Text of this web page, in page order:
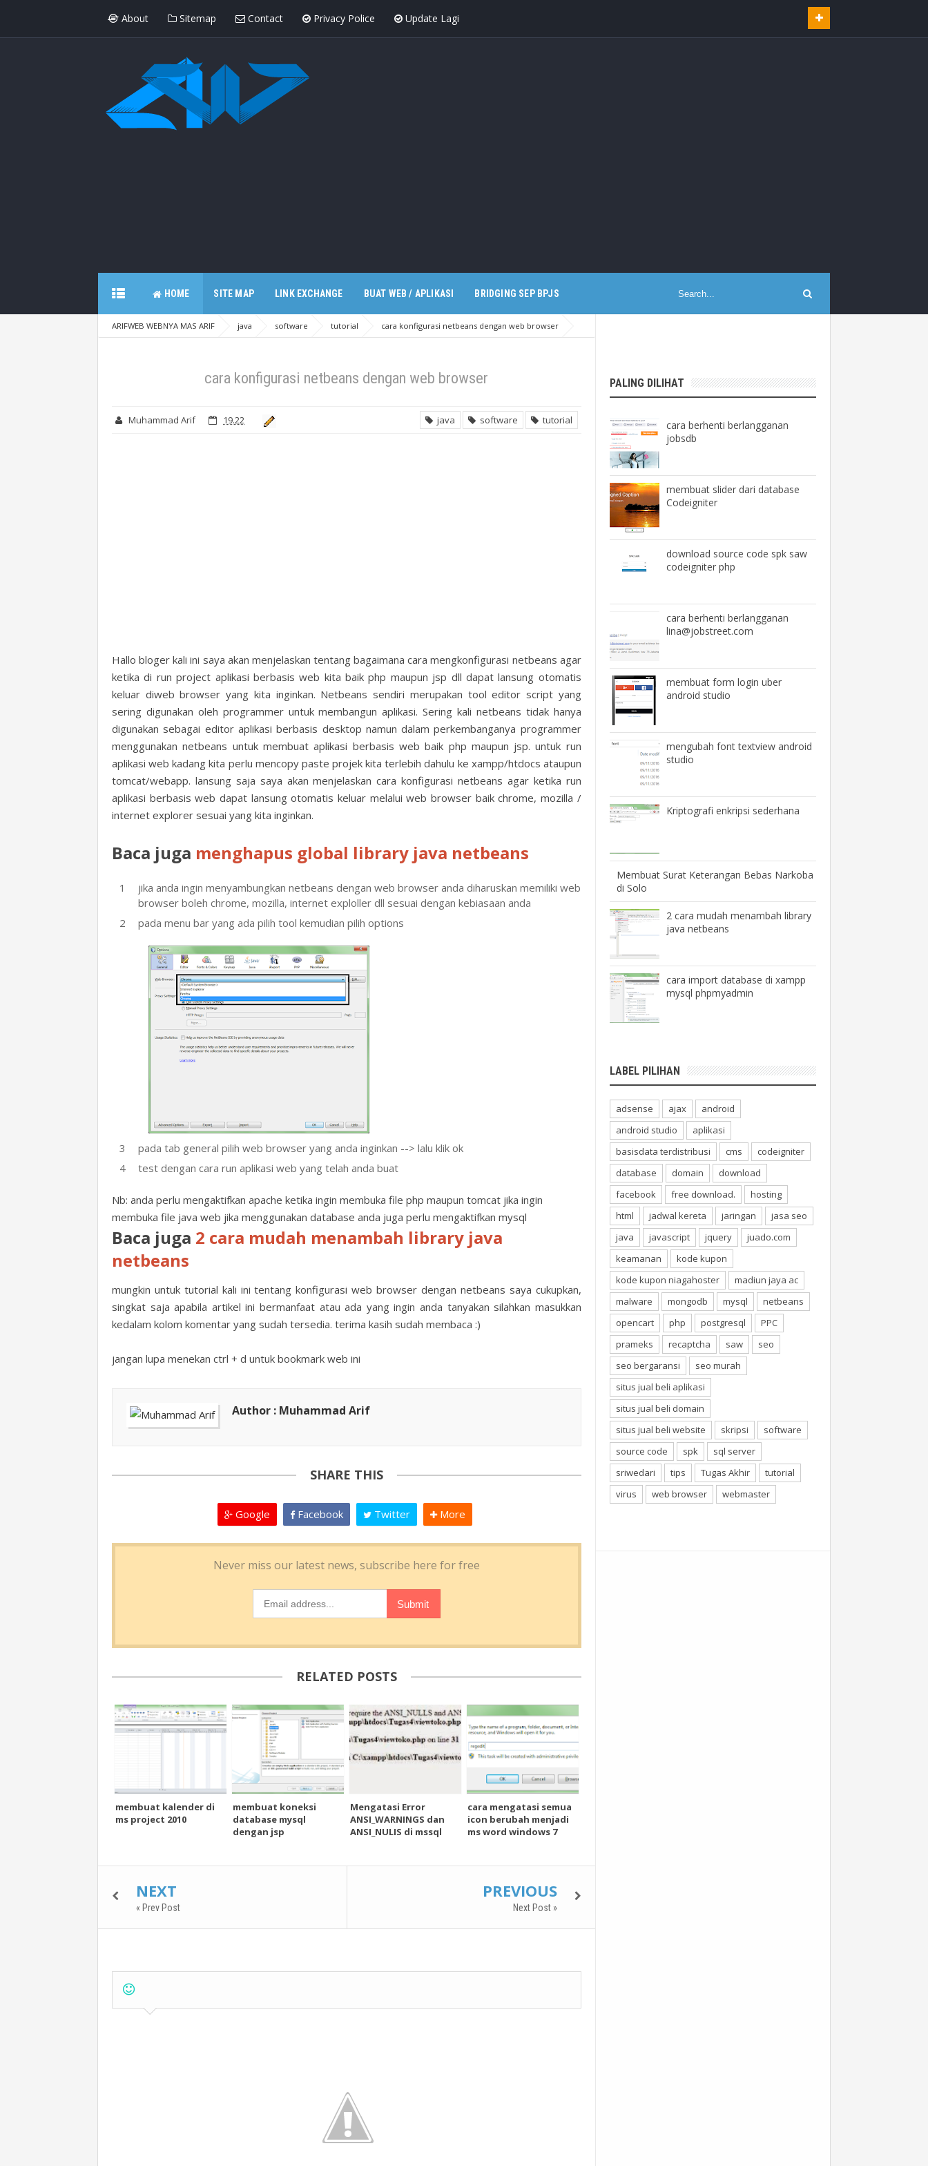
About Sitemap Contact Privacy Police Update Lagi
HOME SITE MAP LINK EXCHANGE BUAT WEB / APLIKASI BRIDGING SEP BPJS
ARIFWEB WEBNYA MAS ARIF java software tutorial cara konfigurasi netbeans dengan web browser
cara konfigurasi netbeans dengan web browser
Muhammad Arif 19.22 java software tutorial
Hallo bloger kali ini saya akan menjelaskan tentang bagaimana cara mengkonfigurasi netbeans agar
ketika di run project aplikasi berbasis web kita baik php maupun jsp dll dapat lansung otomatis
keluar diweb browser yang kita inginkan. Netbeans sendiri merupakan tool editor script yang
sering digunakan oleh programmer untuk membangun aplikasi. Sering kali netbeans tidak hanya
digunakan sebagai editor aplikasi berbasis desktop namun dalam perkembanganya programmer
menggunakan netbeans untuk membuat aplikasi berbasis web baik php maupun jsp. untuk run
aplikasi web kadang kita perlu mencopy paste projek kita terlebih dahulu ke xampp/htdocs ataupun
tomcat/webapp. lansung saja saya akan menjelaskan cara konfigurasi netbeans agar ketika run
aplikasi berbasis web dapat lansung otomatis keluar melalui web browser baik chrome, mozilla /
internet explorer sesuai yang kita inginkan.
Baca juga menghapus global library java netbeans
jika anda ingin menyambungkan netbeans dengan web browser anda diharuskan memiliki web
browser boleh chrome, mozilla, internet exploller dll sesuai dengan kebiasaan anda
pada menu bar yang ada pilih tool kemudian pilih options
pada tab general pilih web browser yang anda inginkan --> lalu klik ok
test dengan cara run aplikasi web yang telah anda buat
Nb: anda perlu mengaktifkan apache ketika ingin membuka file php maupun tomcat jika ingin
membuka file java web jika menggunakan database anda juga perlu mengaktifkan mysql
Baca juga 2 cara mudah menambah library java
netbeans
mungkin untuk tutorial kali ini tentang konfigurasi web browser dengan netbeans saya cukupkan,
singkat saja apabila artikel ini bermanfaat atau ada yang ingin anda tanyakan silahkan masukkan
kedalam kolom komentar yang sudah tersedia. terima kasih sudah membaca :)
jangan lupa menekan ctrl + d untuk bookmark web ini
Author : Muhammad Arif
SHARE THIS
Google Facebook Twitter More
RELATED POSTS
membuat kalender di
ms project 2010
membuat koneksi
database mysql
dengan jsp
Mengatasi Error
ANSI_WARNINGS dan
ANSI_NULIS di mssql
cara mengatasi semua
icon berubah menjadi
ms word windows 7
NEXT
« Prev Post
PREVIOUS
Next Post »
PALING DILIHAT
cara berhenti berlangganan
jobsdb
membuat slider dari database
Codeigniter
download source code spk saw
codeigniter php
cara berhenti berlangganan
lina@jobstreet.com
membuat form login uber
android studio
mengubah font textview android
studio
Kriptografi enkripsi sederhana
Membuat Surat Keterangan Bebas Narkoba
di Solo
2 cara mudah menambah library
java netbeans
cara import database di xampp
mysql phpmyadmin
LABEL PILIHAN
adsense ajax
android
android studio
aplikasi
basisdata terdistribusi
cms
codeigniter
database
domain
download
facebook
free download.
hosting
html
jadwal kereta jaringan
jasa seo
java
javascript jquery
juado.com
keamanan
kode kupon
kode kupon niagahoster
madiun jaya ac
malware
mongodb mysql
netbeans
opencart
php postgresql
PPC
prameks
recaptcha saw
seo
seo bergaransi
seo murah
situs jual beli aplikasi
situs jual beli domain
situs jual beli website
skripsi
software
source code
spk
sql server
sriwedari
tips Tugas Akhir
tutorial
virus
web browser webmaster